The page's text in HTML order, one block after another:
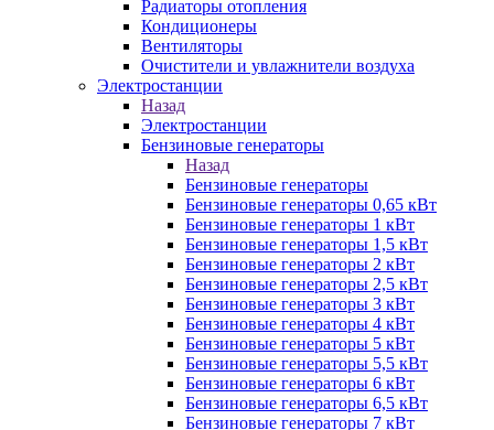
Радиаторы отопления
Кондиционеры
Вентиляторы
Очистители и увлажнители воздуха
Электростанции
Назад
Электростанции
Бензиновые генераторы
Назад
Бензиновые генераторы
Бензиновые генераторы 0,65 кВт
Бензиновые генераторы 1 кВт
Бензиновые генераторы 1,5 кВт
Бензиновые генераторы 2 кВт
Бензиновые генераторы 2,5 кВт
Бензиновые генераторы 3 кВт
Бензиновые генераторы 4 кВт
Бензиновые генераторы 5 кВт
Бензиновые генераторы 5,5 кВт
Бензиновые генераторы 6 кВт
Бензиновые генераторы 6,5 кВт
Бензиновые генераторы 7 кВт